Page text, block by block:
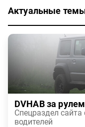
Актуальные
DVHAB за рулем
Спецраздел
водителей